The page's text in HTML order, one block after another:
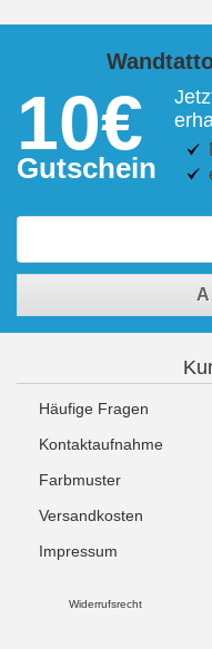
10€
Gutschein
Häufige Fragen
Kontaktaufnahme
Farbmuster
Versandkosten
Impressum
Widerrufsrecht